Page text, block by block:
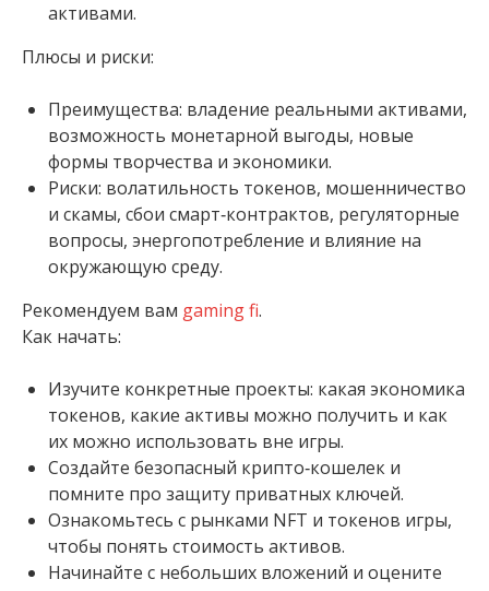
активами.
Плюсы и риски:
Преимущества: владение реальными активами,
возможность монетарной выгоды, новые
формы творчества и экономики.
Риски: волатильность токенов, мошенничество
и скамы, сбои смарт‑контрактов, регуляторные
вопросы, энергопотребление и влияние на
окружающую среду.
Рекомендуем вам gaming fi.
Как начать:
Изучите конкретные проекты: какая экономика
токенов, какие активы можно получить и как
их можно использовать вне игры.
Создайте безопасный крипто‑кошелек и
помните про защиту приватных ключей.
Ознакомьтесь с рынками NFT и токенов игры,
чтобы понять стоимость активов.
Начинайте с небольших вложений и оцените